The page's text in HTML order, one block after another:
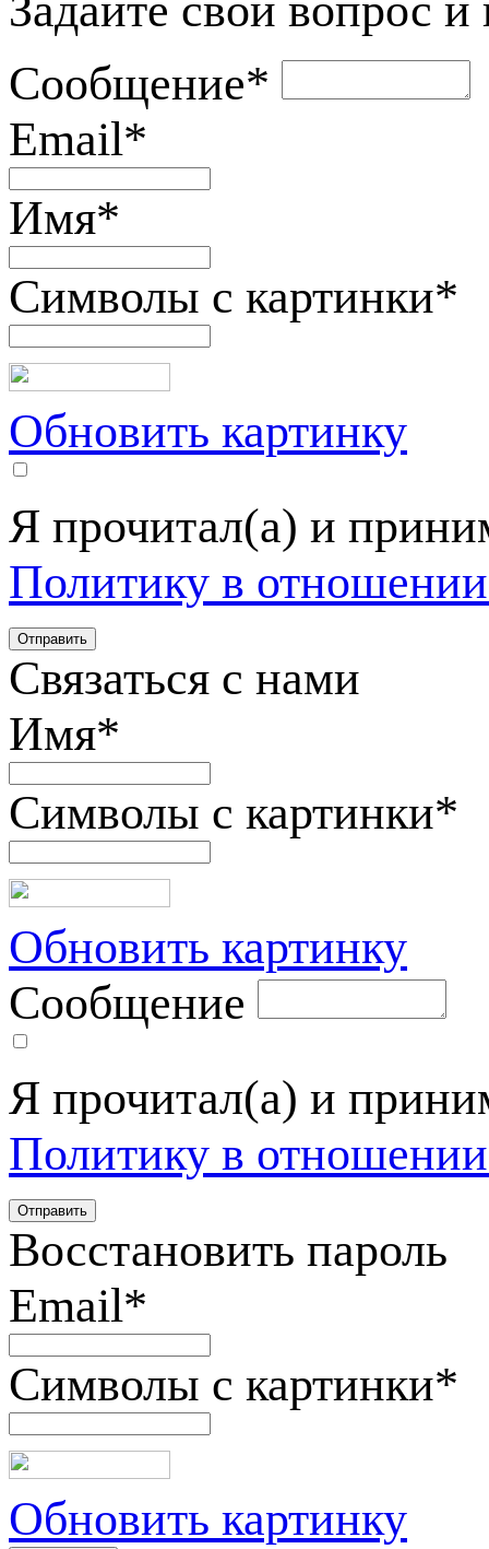
Сообщение*
Email*
Имя*
Символы с картинки*
Обновить картинку
Я прочитал(а) и
Политику в
Связаться с нами
Имя*
Символы с картинки*
Обновить картинку
Сообщение
Я прочитал(а) и
Политику в
Восстановить пароль
Email*
Символы с картинки*
Обновить картинку